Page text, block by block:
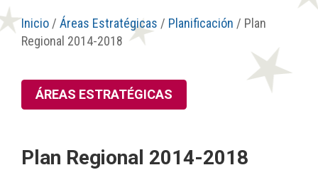
Inicio / Áreas Estratégicas / Planificación / Plan
Regional 2014-2018
ÁREAS ESTRATÉGICAS
Plan Regional 2014-2018